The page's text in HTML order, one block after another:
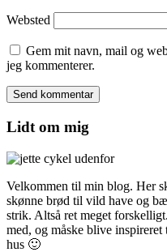
Websted
Gem mit navn, mail og
jeg kommenterer.
Lidt om mig
Velkommen til min blog. Her
skønne brød til vild have og
strik. Altså ret meget
med, og måske blive
hus 🙂